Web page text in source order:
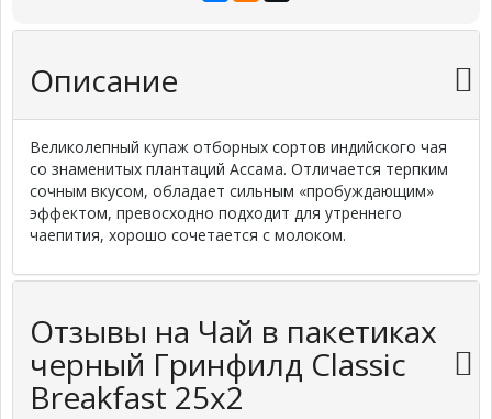
Описание
Великолепный купаж отборных сортов индийского чая
со знаменитых плантаций Ассама. Отличается терпким
сочным вкусом, обладает сильным «пробуждающим»
эффектом, превосходно подходит для утреннего
чаепития, хорошо сочетается с молоком.
Отзывы на Чай в пакетиках
черный Гринфилд Classic
Breakfast 25х2